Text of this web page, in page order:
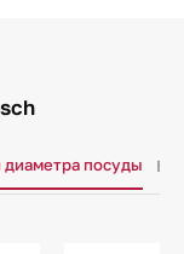
посуды